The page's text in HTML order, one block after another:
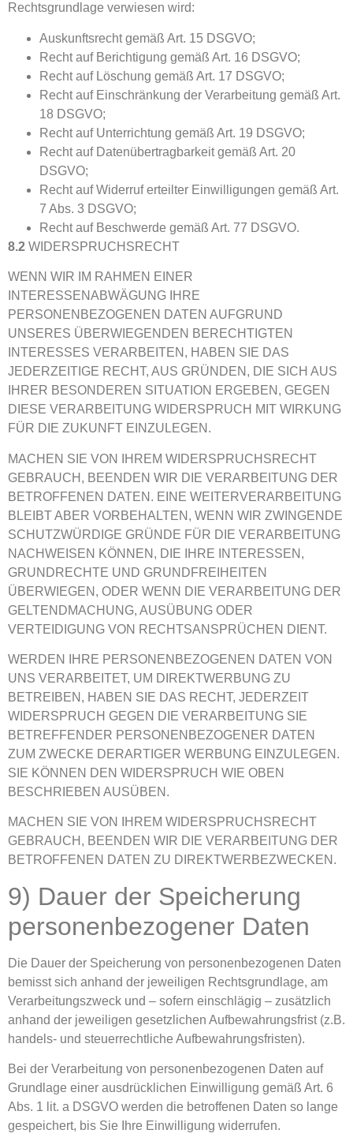
Rechtsgrundlage verwiesen wird:
Auskunftsrecht gemäß Art. 15 DSGVO;
Recht auf Berichtigung gemäß Art. 16 DSGVO;
Recht auf Löschung gemäß Art. 17 DSGVO;
Recht auf Einschränkung der Verarbeitung gemäß Art.
18 DSGVO;
Recht auf Unterrichtung gemäß Art. 19 DSGVO;
Recht auf Datenübertragbarkeit gemäß Art. 20
DSGVO;
Recht auf Widerruf erteilter Einwilligungen gemäß Art.
7 Abs. 3 DSGVO;
Recht auf Beschwerde gemäß Art. 77 DSGVO.
8.2 WIDERSPRUCHSRECHT
WENN WIR IM RAHMEN EINER
INTERESSENABWÄGUNG IHRE
PERSONENBEZOGENEN DATEN AUFGRUND
UNSERES ÜBERWIEGENDEN BERECHTIGTEN
INTERESSES VERARBEITEN, HABEN SIE DAS
JEDERZEITIGE RECHT, AUS GRÜNDEN, DIE SICH AUS
IHRER BESONDEREN SITUATION ERGEBEN, GEGEN
DIESE VERARBEITUNG WIDERSPRUCH MIT WIRKUNG
FÜR DIE ZUKUNFT EINZULEGEN.
MACHEN SIE VON IHREM WIDERSPRUCHSRECHT
GEBRAUCH, BEENDEN WIR DIE VERARBEITUNG DER
BETROFFENEN DATEN. EINE WEITERVERARBEITUNG
BLEIBT ABER VORBEHALTEN, WENN WIR ZWINGENDE
SCHUTZWÜRDIGE GRÜNDE FÜR DIE VERARBEITUNG
NACHWEISEN KÖNNEN, DIE IHRE INTERESSEN,
GRUNDRECHTE UND GRUNDFREIHEITEN
ÜBERWIEGEN, ODER WENN DIE VERARBEITUNG DER
GELTENDMACHUNG, AUSÜBUNG ODER
VERTEIDIGUNG VON RECHTSANSPRÜCHEN DIENT.
WERDEN IHRE PERSONENBEZOGENEN DATEN VON
UNS VERARBEITET, UM DIREKTWERBUNG ZU
BETREIBEN, HABEN SIE DAS RECHT, JEDERZEIT
WIDERSPRUCH GEGEN DIE VERARBEITUNG SIE
BETREFFENDER PERSONENBEZOGENER DATEN
ZUM ZWECKE DERARTIGER WERBUNG EINZULEGEN.
SIE KÖNNEN DEN WIDERSPRUCH WIE OBEN
BESCHRIEBEN AUSÜBEN.
MACHEN SIE VON IHREM WIDERSPRUCHSRECHT
GEBRAUCH, BEENDEN WIR DIE VERARBEITUNG DER
BETROFFENEN DATEN ZU DIREKTWERBEZWECKEN.
9) Dauer der Speicherung
personenbezogener Daten
Die Dauer der Speicherung von personenbezogenen Daten
bemisst sich anhand der jeweiligen Rechtsgrundlage, am
Verarbeitungszweck und – sofern einschlägig – zusätzlich
anhand der jeweiligen gesetzlichen Aufbewahrungsfrist (z.B.
handels- und steuerrechtliche Aufbewahrungsfristen).
Bei der Verarbeitung von personenbezogenen Daten auf
Grundlage einer ausdrücklichen Einwilligung gemäß Art. 6
Abs. 1 lit. a DSGVO werden die betroffenen Daten so lange
gespeichert, bis Sie Ihre Einwilligung widerrufen.